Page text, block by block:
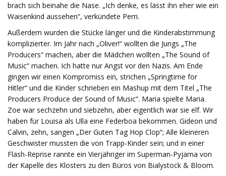
brach sich beinahe die Nase. „Ich denke, es lässt ihn eher wie ein
Waisenkind aussehen“, verkündete Perri.
Außerdem wurden die Stücke länger und die Kinderabstimmung
komplizierter. Im Jahr nach „Oliver!“ wollten die Jungs „The
Producers“ machen, aber die Mädchen wollten „The Sound of
Music“ machen. Ich hatte nur Angst vor den Nazis. Am Ende
gingen wir einen Kompromiss ein, strichen „Springtime for
Hitler“ und die Kinder schrieben ein Mashup mit dem Titel „The
Producers Produce der Sound of Music“. Maria spielte Maria.
Zoe war sechzehn und siebzehn, aber eigentlich war sie elf. Wir
haben für Louisa als Ulla eine Federboa bekommen. Gideon und
Calvin, zehn, sangen „Der Guten Tag Hop Clop“; Alle kleineren
Geschwister mussten die von Trapp-Kinder sein; und in einer
Flash-Reprise rannte ein Vierjähriger im Superman-Pyjama von
der Kapelle des Klosters zu den Büros von Bialystock & Bloom.